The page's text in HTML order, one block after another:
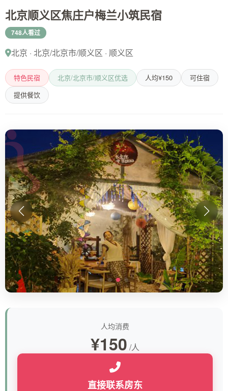
北京顺义区焦庄户梅兰小筑民宿
748人看过
北京 · 北京/北京市/顺义区 · 顺义区
特色民宿 北京/北京市/顺义区优选 人均¥150
可住宿
提供餐饮
人均消费
¥150 /人
直接联系房东